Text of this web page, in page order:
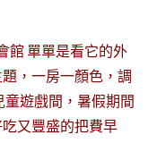
館 單單是看它的外
，一房一顏色，調
遊戲間，暑假期間
又豐盛的把費早